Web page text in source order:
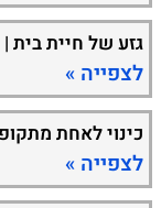
גזע של חיית
לצפייה »
כינוי לאחת
לצפייה »